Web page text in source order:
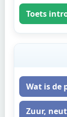
Toets
Wat is de
Zuur,